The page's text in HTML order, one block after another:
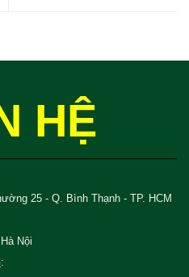
HỆ
25 - Q. Bình Thạnh - TP. HCM
Nội
: